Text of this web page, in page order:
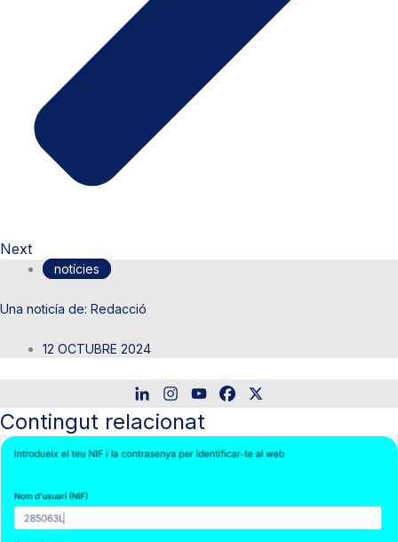
Next
notícies
Redacció
12 OCTUBRE 2024
Contingut relacionat